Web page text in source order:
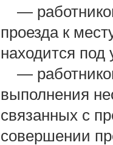
—
проезда к
находится под
—
выполнения
связанных с
совершении